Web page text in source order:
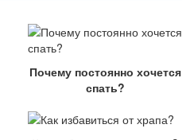
Почему постоянно хочется
спать?